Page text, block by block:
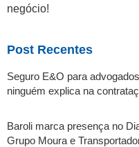
negócio!
Post Recentes
Seguro E&O para
ninguém explica na
Baroli marca presença no
Grupo Moura e